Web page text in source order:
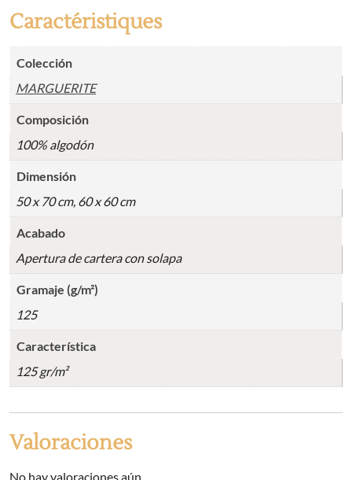
Caractéristiques
Colección
MARGUERITE
Composición
100% algodón
Dimensión
50 x 70 cm, 60 x 60 cm
Acabado
Apertura de cartera con solapa
Gramaje (g/m²)
125
Característica
125 gr/m²
Valoraciones
No hay valoraciones aún.